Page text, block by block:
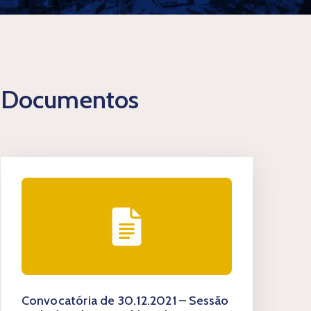
Documentos
Convocatória de 30.12.2021 – Sessão